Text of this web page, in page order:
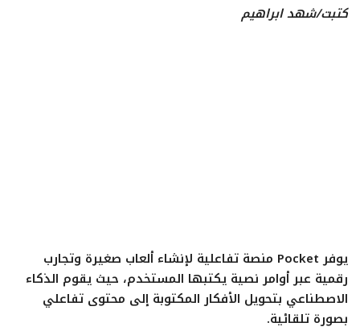
كتبت/شهد ابراهيم
يوفرPocket منصة تفاعلية لإنشاء ألعاب صغيرة وتجارب
رقمية عبر أوامر نصية يكتبها المستخدم، حيث يقوم الذكاء
الاصطناعي بتحويل الأفكار المكتوبة إلى محتوى تفاعلي
بصورة تلقائية.